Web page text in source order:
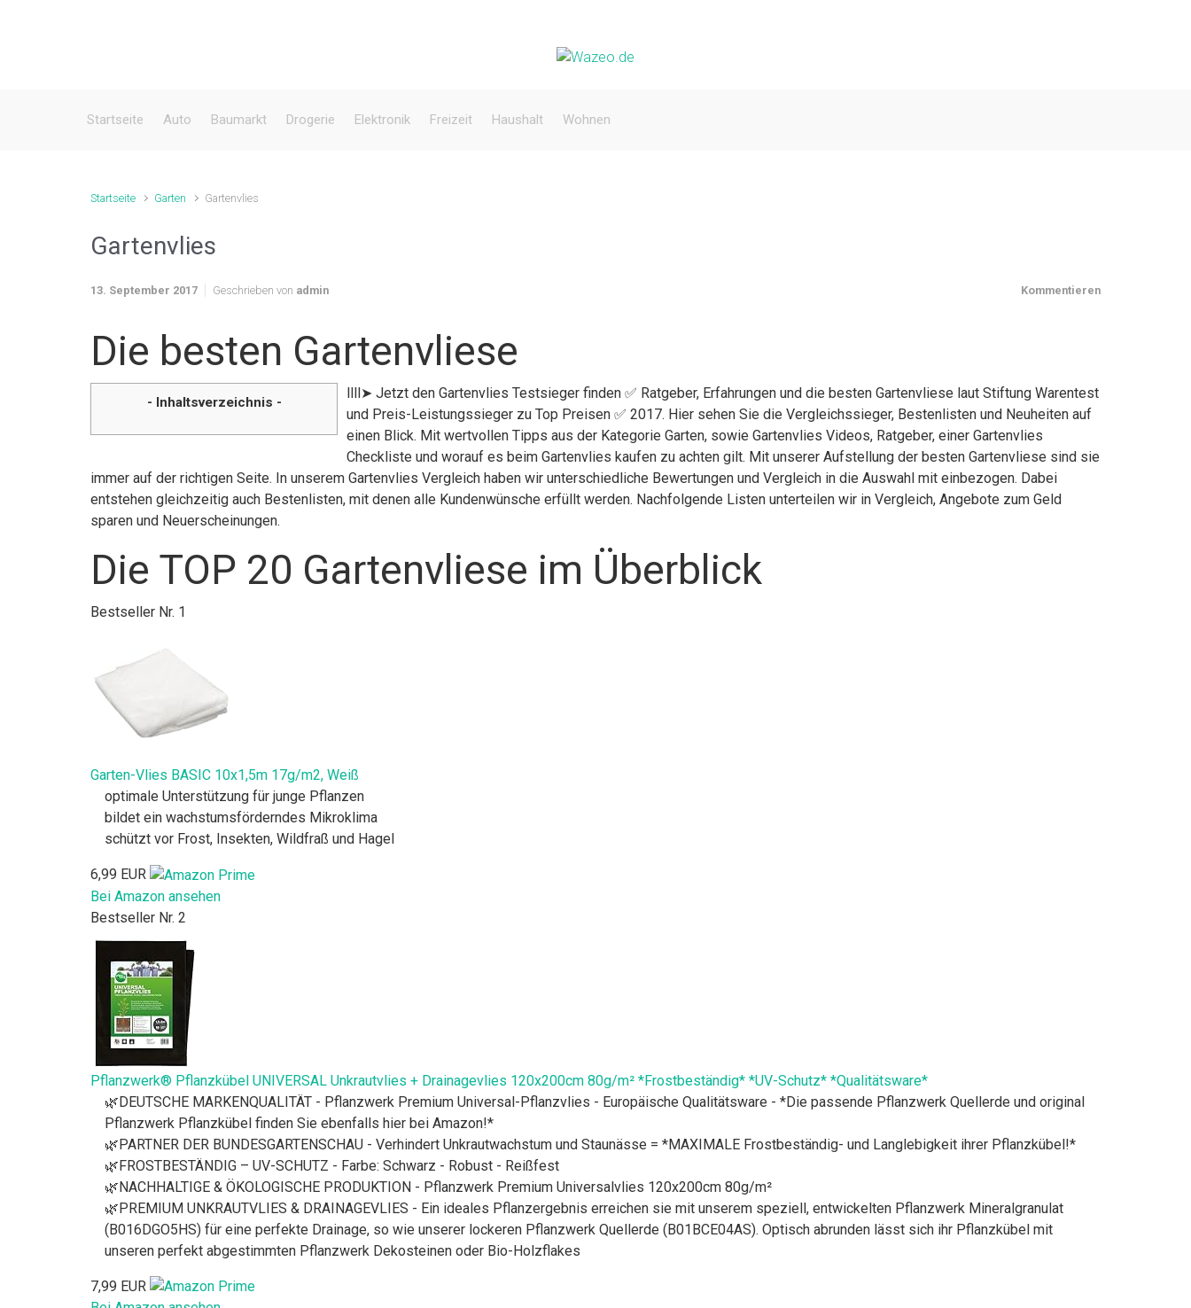
Startseite Auto Baumarkt Drogerie Elektronik Freizeit Haushalt Wohnen
Startseite Garten Gartenvlies
Gartenvlies
13. September 2017 Geschrieben von admin Kommentieren
Die besten Gartenvliese
- Inhaltsverzeichnis -
llll➤ Jetzt den Gartenvlies Testsieger finden ✅ Ratgeber, Erfahrungen und die besten Gartenvliese laut Stiftung Warentest
und Preis-Leistungssieger zu Top Preisen ✅ 2017. Hier sehen Sie die Vergleichssieger, Bestenlisten und Neuheiten auf
einen Blick. Mit wertvollen Tipps aus der Kategorie Garten, sowie Gartenvlies Videos, Ratgeber, einer Gartenvlies
Checkliste und worauf es beim Gartenvlies kaufen zu achten gilt. Mit unserer Aufstellung der besten Gartenvliese sind sie
immer auf der richtigen Seite. In unserem Gartenvlies Vergleich haben wir unterschiedliche Bewertungen und Vergleich in die Auswahl mit einbezogen. Dabei
entstehen gleichzeitig auch Bestenlisten, mit denen alle Kundenwünsche erfüllt werden. Nachfolgende Listen unterteilen wir in Vergleich, Angebote zum Geld
sparen und Neuerscheinungen.
Die TOP 20 Gartenvliese im Überblick
Bestseller Nr. 1
Garten-Vlies BASIC 10x1,5m 17g/m2, Weiß
optimale Unterstützung für junge Pflanzen
bildet ein wachstumsförderndes Mikroklima
schützt vor Frost, Insekten, Wildfraß und Hagel
6,99 EUR
Bei Amazon ansehen
Bestseller Nr. 2
Pflanzwerk® Pflanzkübel UNIVERSAL Unkrautvlies + Drainagevlies 120x200cm 80g/m² *Frostbeständig* *UV-Schutz* *Qualitätsware*
🌿DEUTSCHE MARKENQUALITÄT - Pflanzwerk Premium Universal-Pflanzvlies - Europäische Qualitätsware - *Die passende Pflanzwerk Quellerde und original
Pflanzwerk Pflanzkübel finden Sie ebenfalls hier bei Amazon!*
🌿PARTNER DER BUNDESGARTENSCHAU - Verhindert Unkrautwachstum und Staunässe = *MAXIMALE Frostbeständig- und Langlebigkeit ihrer Pflanzkübel!*
🌿FROSTBESTÄNDIG – UV-SCHUTZ - Farbe: Schwarz - Robust - Reißfest
🌿NACHHALTIGE & ÖKOLOGISCHE PRODUKTION - Pflanzwerk Premium Universalvlies 120x200cm 80g/m²
🌿PREMIUM UNKRAUTVLIES & DRAINAGEVLIES - Ein ideales Pflanzergebnis erreichen sie mit unserem speziell, entwickelten Pflanzwerk Mineralgranulat
(B016DGO5HS) für eine perfekte Drainage, so wie unserer lockeren Pflanzwerk Quellerde (B01BCE04AS). Optisch abrunden lässt sich ihr Pflanzkübel mit
unseren perfekt abgestimmten Pflanzwerk Dekosteinen oder Bio-Holzflakes
7,99 EUR